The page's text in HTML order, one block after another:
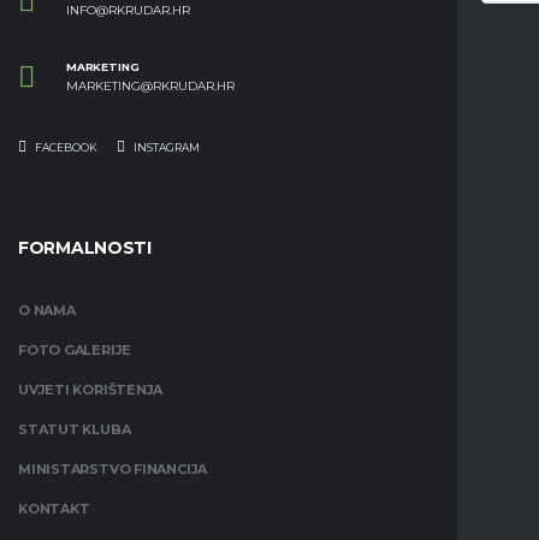
INFO@RKRUDAR.HR
MARKETING
MARKETING@RKRUDAR.HR
FACEBOOK INSTAGRAM
FORMALNOSTI
O NAMA
FOTO GALERIJE
UVJETI KORIŠTENJA
STATUT KLUBA
MINISTARSTVO FINANCIJA
KONTAKT